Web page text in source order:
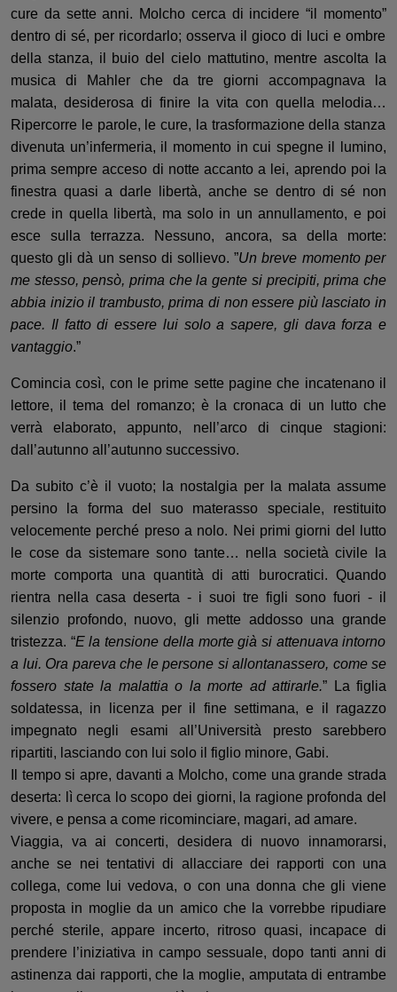
cure da sette anni. Molcho cerca di incidere “il
momento”
dentro di sé, per ricordarlo; osserva il gioco di
luci e ombre
della stanza, il buio del cielo mattutino, mentre ascolta la
musica di Mahler che da tre giorni accompagnava la
malata, desiderosa di finire la vita con quella melodia…
Ripercorre le parole, le cure, la trasformazione della stanza
divenuta un’infermeria, il momento in cui spegne il lumino,
primasempre acceso di notte accanto a lei, aprendo poi la
finestra quasi adarle libertà, anche se dentro di sé non
crede in quella libertà, ma solo in un annullamento, e poi
esce sulla terrazza. Nessuno, ancora, sa della morte:
questo gli dà un senso di sollievo.”Un breve momento per
me stesso, pensò, prima che la gente si precipiti, prima che
abbia inizio il trambusto, prima di non essere più lasciato in
pace. Il fatto di essere lui solo a sapere, gli dava forza e
vantaggio.”
Comincia così, con le prime sette pagine che incatenano il
lettore, il tema del romanzo; è la cronaca di un lutto che
verrà elaborato, appunto, nell’arco di cinque stagioni:
dall’autunno all’autunno successivo.
Da subito c’è il vuoto; la nostalgia per la malata assume
persino la forma del suo materasso specia le, restituito
velocemente perché preso a nolo. Nei primi giorni del lutto
le cose da sistemare sono tante… nella società civile la
morte comporta una quantità di atti burocratici. Quando
rientra nella casa deserta - i suoi tre figli sono fuori - il
silenzio profondo, nuovo, gli mette addosso una grande
tristezza. “E la tensione della morte già si attenuava intorno
a lui. Ora pareva che le persone si allontanassero, come se
fossero state la malattia o la morte ad attirarle.” La figlia
soldatessa, in licenza per il fine settimana, e il ragazzo
impegnato negli esamiall’Università presto sarebbero
ripartiti, lasciando con lui solo il figlio minore, Gabi.
Il tempo si apre, davanti a Molcho, come una grande strada
deserta: lìcerca lo scopo dei giorni, la ragione profonda del
vivere, e pensa a come ricominciare, magari, ad amare.
Viaggia, va ai concerti, desidera di nuovo innamorarsi,
anche se nei tentativi di allacciare dei rapporti con una
collega, come luivedova, o con una donna che gli viene
proposta in moglie da un amico che la vorrebbe ripudiare
perché sterile,appare incerto, ritroso quasi, incapace di
prendere l’iniziativa in campo sessuale, dopo tanti anni di
astinenza dai rapporti, che la moglie, amputata di entrambe